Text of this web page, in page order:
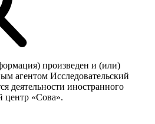
произведен и (или)
агентом Исследовательский
деятельности иностранного
центр «Сова».